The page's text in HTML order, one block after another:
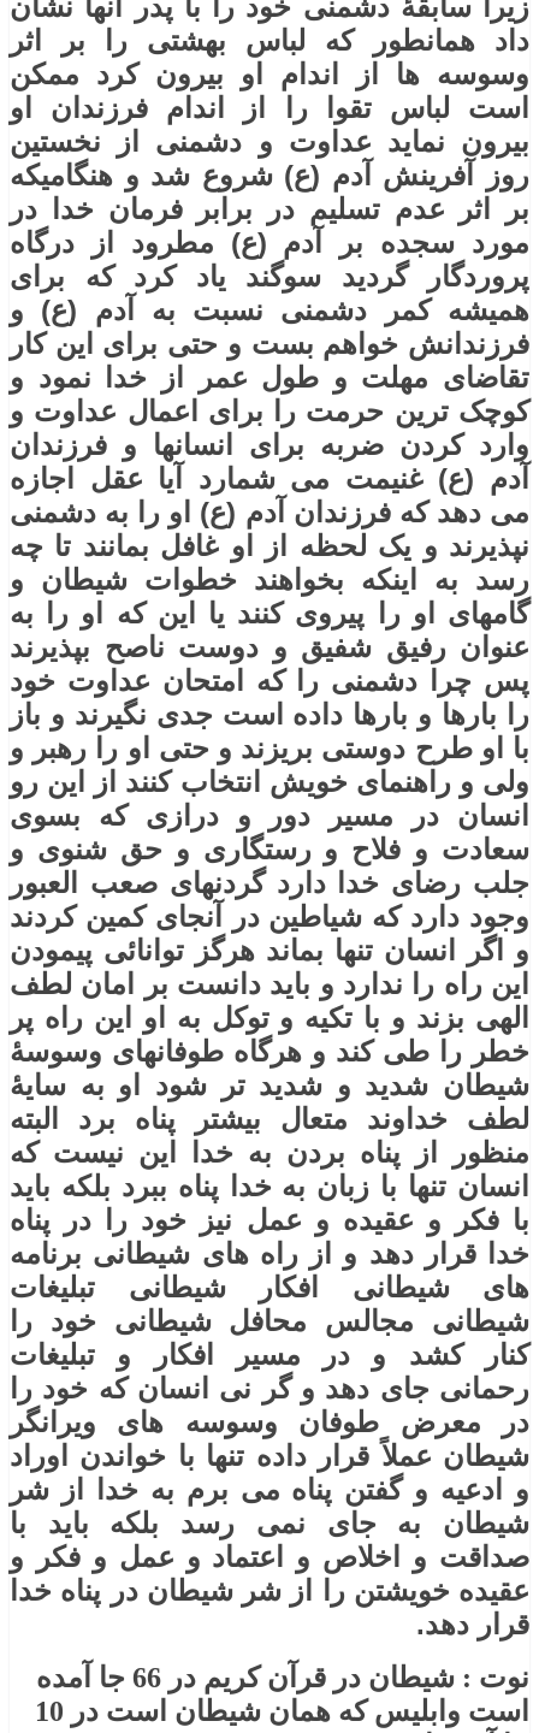
زیرا سابقۀ دشمنی خود را با پدر آنها نشان
داد همانطور که لباس بهشتی را بر اثر
وسوسه ها از اندام او بیرون کرد ممکن
است لباس تقوا را از اندام فرزندان او
بیرون نماید عداوت و دشمنی از نخستین
روز آفرینش آدم (ع) شروع شد و هنگامیکه
بر اثر عدم تسلیم در برابر فرمان خدا در
مورد سجده بر آدم (ع) مطرود از درگاه
پروردگار گردید سوگند یاد کرد که برای
همیشه کمر دشمنی نسبت به آدم (ع) و
فرزندانش خواهم بست و حتی برای این کار
تقاضای مهلت و طول عمر از خدا نمود و
کوچک ترین حرمت را برای اعمال عداوت و
وارد کردن ضربه برای انسانها و فرزندان
آدم (ع) غنیمت می شمارد آیا عقل اجازه
می دهد که فرزندان آدم (ع) او را به دشمنی
نپذیرند و یک لحظه از او غافل بمانند تا چه
رسد به اینکه بخواهند خطوات شیطان و
گامهای او را پیروی کنند یا این که او را به
عنوان رفیق شفیق و دوست ناصح بپذیرند
پس چرا دشمنی را که امتحان عداوت خود
را بارها و بارها داده است جدی نگیرند و باز
با او طرح دوستی بریزند و حتی او را رهبر و
ولی و راهنمای خویش انتخاب کنند از این رو
انسان در مسیر دور و درازی که بسوی
سعادت و فلاح و رستگاری و حق شنوی و
جلب رضای خدا دارد گردنهای صعب العبور
وجود دارد که شیاطین در آنجای کمین کردند
و اگر انسان تنها بماند هرگز توانائی پیمودن
این راه را ندارد و باید دانست بر امان لطف
الهی بزند و با تکیه و توکل به او این راه پر
خطر را طی کند و هرگاه طوفانهای وسوسۀ
شیطان شدید و شدید تر شود او به سایۀ
لطف خداوند متعال بیشتر پناه برد البته
منظور از پناه بردن به خدا این نیست که
انسان تنها با زبان به خدا پناه ببرد بلکه باید
با فکر و عقیده و عمل نیز خود را در پناه
خدا قرار دهد و از راه های شیطانی برنامه
های شیطانی افکار شیطانی تبلیغات
شیطانی مجالس محافل شیطانی خود را
کنار کشد و در مسیر افکار و تبلیغات
رحمانی جای دهد و گر نی انسان که خود را
در معرض طوفان وسوسه های ویرانگر
شیطان عملاً قرار داده تنها با خواندن اوراد
و ادعیه و گفتن پناه می برم به خدا از شر
شیطان به جای نمی رسد بلکه باید با
صداقت و اخلاص و اعتماد و عمل و فکر و
عقیده خویشتن را از شر شیطان در پناه خدا
قرار دهد.
نوت : شیطان در قرآن کریم در 66 جا آمده
است وابلیس که همان شیطان است در 10